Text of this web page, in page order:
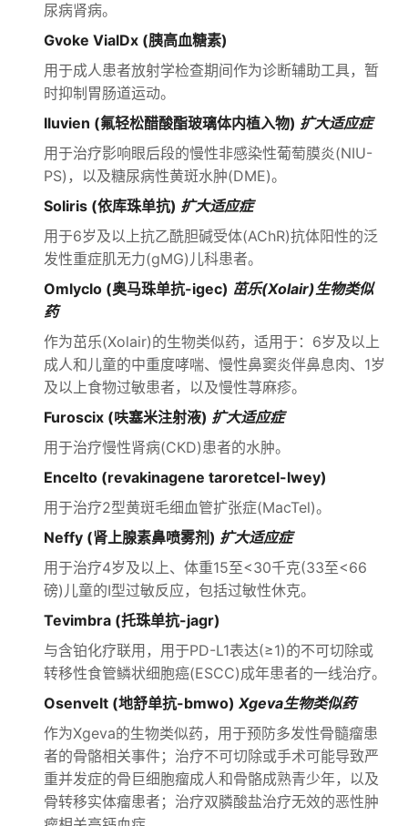
尿病肾病。
Gvoke VialDx (胰高血糖素)
用于成人患者放射学检查期间作为诊断辅助工具，暂
时抑制胃肠道运动。
Iluvien (氟轻松醋酸酯玻璃体内植入物) 扩大适应症
用于治疗影响眼后段的慢性非感染性葡萄膜炎(NIU-
PS)，以及糖尿病性黄斑水肿(DME)。
Soliris (依库珠单抗) 扩大适应症
用于6岁及以上抗乙酰胆碱受体(AChR)抗体阳性的泛
发性重症肌无力(gMG)儿科患者。
Omlyclo (奥马珠单抗-igec) 茁乐(Xolair)生物类似
药
作为茁乐(Xolair)的生物类似药，适用于：6岁及以上
成人和儿童的中重度哮喘、慢性鼻窦炎伴鼻息肉、1岁
及以上食物过敏患者，以及慢性荨麻疹。
Furoscix (呋塞米注射液) 扩大适应症
用于治疗慢性肾病(CKD)患者的水肿。
Encelto (revakinagene taroretcel-lwey)
用于治疗2型黄斑毛细血管扩张症(MacTel)。
Neffy (肾上腺素鼻喷雾剂) 扩大适应症
用于治疗4岁及以上、体重15至<30千克(33至<66
磅)儿童的I型过敏反应，包括过敏性休克。
Tevimbra (托珠单抗-jagr)
与含铂化疗联用，用于PD-L1表达(≥1)的不可切除或
转移性食管鳞状细胞癌(ESCC)成年患者的一线治疗。
Osenvelt (地舒单抗-bmwo) Xgeva生物类似药
作为Xgeva的生物类似药，用于预防多发性骨髓瘤患
者的骨骼相关事件；治疗不可切除或手术可能导致严
重并发症的骨巨细胞瘤成人和骨骼成熟青少年，以及
骨转移实体瘤患者；治疗双膦酸盐治疗无效的恶性肿